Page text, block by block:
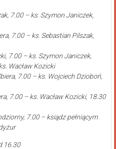
7.00 – ks. Szymon Janiczek,
7.00 – ks. Sebastian Pilszak,
7.00 – ks. Szymon Janiczek,
Wacław Kozicki
7.00 – ks. Wojciech Dzioboń,
7.00 – ks. Wacław Kozicki, 18.30
7.00 – ksiądz pełniącym
16.30